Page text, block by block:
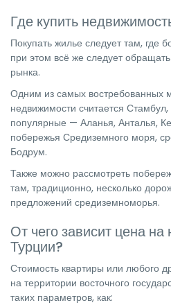
Где купить
Покупать жилье следует там, где
при этом всё же следует
рынка.
Одним из самых востребованных
недвижимости считается
популярные — Аланья, Анталья,
побережья Средиземного моря,
Бодрум.
Также можно рассмотреть
там, традиционно, несколько
предложений средиземноморья.
От чего зависит цена
Турции?
Стоимость квартиры или любого
на территории восточного
таких параметров, как: